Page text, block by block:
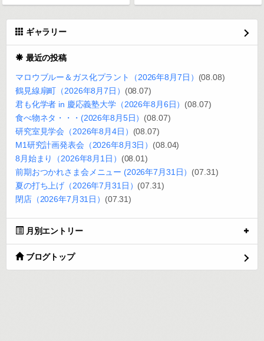
ギャラリー
最近の投稿
マロウブルー＆ガス化プラント（2026年8月7日） (08.08)
鶴見線扇町（2026年8月7日） (08.07)
君も化学者 in 慶応義塾大学（2026年8月6日） (08.07)
食べ物ネタ・・・(2026年8月5日） (08.07)
研究室見学会（2026年8月4日） (08.07)
M1研究計画発表会（2026年8月3日） (08.04)
8月始まり（2026年8月1日） (08.01)
前期おつかれさま会メニュー (2026年7月31日） (07.31)
夏の打ち上げ（2026年7月31日） (07.31)
閉店（2026年7月31日） (07.31)
月別エントリー
ブログトップ